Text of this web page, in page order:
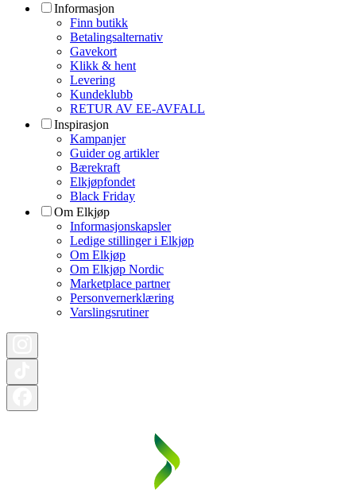
Informasjon
Finn butikk
Betalingsalternativ
Gavekort
Klikk & hent
Levering
Kundeklubb
RETUR AV EE-AVFALL
Inspirasjon
Kampanjer
Guider og artikler
Bærekraft
Elkjøpfondet
Black Friday
Om Elkjøp
Informasjonskapsler
Ledige stillinger i Elkjøp
Om Elkjøp
Om Elkjøp Nordic
Marketplace partner
Personvernerklæring
Varslingsrutiner